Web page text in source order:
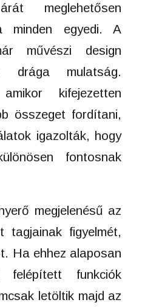
meglehetősen
minden egyedi. A
művészi design
drága mulatság.
kifejezetten
összeget fordítani,
igazolták, hogy
fontosnak
megjelenésű az
tagjainak figyelmét,
Ha ehhez alaposan
funkciók
letöltik majd az